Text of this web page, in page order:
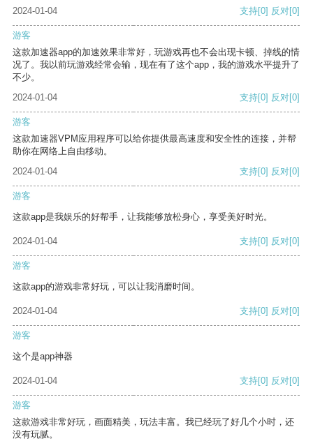
2024-01-04
支持[0] 反对[0]
游客
这款加速器app的加速效果非常好，玩游戏再也不会出现卡顿、掉线的情
况了。我以前玩游戏经常会输，现在有了这个app，我的游戏水平提升了
不少。
2024-01-04
支持[0] 反对[0]
游客
这款加速器VPM应用程序可以给你提供最高速度和安全性的连接，并帮
助你在网络上自由移动。
2024-01-04
支持[0] 反对[0]
游客
这款app是我娱乐的好帮手，让我能够放松身心，享受美好时光。
2024-01-04 支持[0] 反对[0]
游客
这款app的游戏非常好玩，可以让我消磨时间。
2024-01-04 支持[0] 反对[0]
游客
这个是app神器
2024-01-04 支持[0] 反对[0]
游客
这款游戏非常好玩，画面精美，玩法丰富。我已经玩了好几个小时，还
没有玩腻。